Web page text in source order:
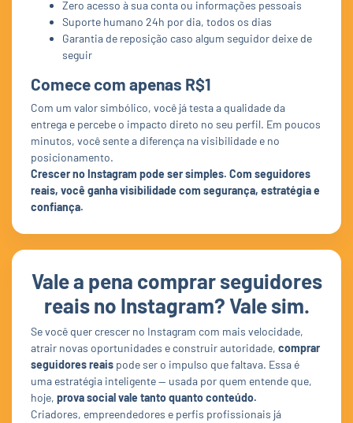
Zero acesso à sua conta ou informações pessoais
Suporte humano 24h por dia, todos os dias
Garantia de reposição caso algum seguidor deixe de
seguir
Comece com apenas R$1
Com um valor simbólico, você já testa a qualidade da
entrega e percebe o impacto direto no seu perfil. Em poucos
minutos, você sente a diferença na visibilidade e no
posicionamento.
Crescer no Instagram pode ser simples. Com seguidores
reais, você ganha visibilidade com segurança, estratégia e
confiança.
Vale a pena comprar seguidores
reais no Instagram? Vale sim.
Se você quer crescer no Instagram com mais velocidade,
atrair novas oportunidades e construir autoridade, comprar
seguidores reais pode ser o impulso que faltava. Essa é
uma estratégia inteligente — usada por quem entende que,
hoje, prova social vale tanto quanto conteúdo.
Criadores, empreendedores e perfis profissionais já